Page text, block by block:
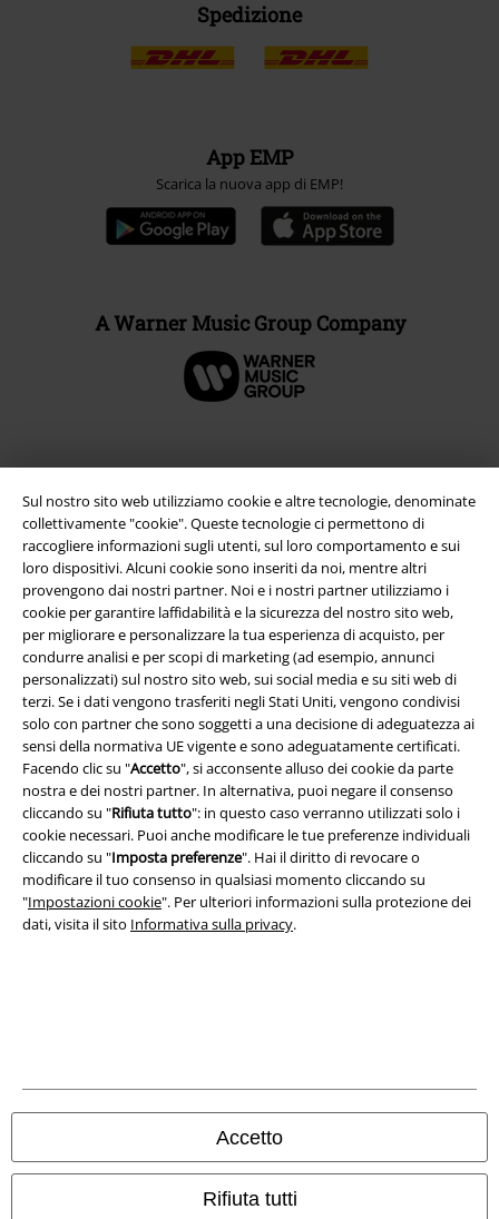
Sul nostro sito web utilizziamo cookie e altre tecnologie, denominate
collettivamente "cookie". Queste tecnologie ci permettono di
raccogliere informazioni sugli utenti, sul loro comportamento e sui
loro dispositivi. Alcuni cookie sono inseriti da noi, mentre altri
provengono dai nostri partner. Noi e i nostri partner utilizziamo i
cookie per garantire laffidabilità e la sicurezza del nostro sito web,
per migliorare e personalizzare la tua esperienza di acquisto, per
condurre analisi e per scopi di marketing (ad esempio, annunci
personalizzati) sul nostro sito web, sui social media e su siti web di
terzi. Se i dati vengono trasferiti negli Stati Uniti, vengono condivisi
solo con partner che sono soggetti a una decisione di adeguatezza ai
sensi della normativa UE vigente e sono adeguatamente certificati.
Facendo clic su "Accetto", si acconsente alluso dei cookie da parte
nostra e dei nostri partner. In alternativa, puoi negare il consenso
cliccando su "Rifiuta tutto": in questo caso verranno utilizzati solo i
cookie necessari. Puoi anche modificare le tue preferenze individuali
cliccando su "Imposta preferenze". Hai il diritto di revocare o
modificare il tuo consenso in qualsiasi momento cliccando su
"Impostazioni cookie". Per ulteriori informazioni sulla protezione dei
dati, visita il sito Informativa sulla privacy.
Accetto
Rifiuta tutti
Spedizione
App EMP
Scarica la nuova app di EMP!
A Warner Music Group Company
Info legali
Termini & Condizioni
Redazione
Legge sulla Privacy
Smaltimento rifiuti e protezione dell’ambiente
Dichiarazione di Conformità
Informazioni sull'accessibilità
I prezzi sono IVA compresa. Spese ditrasporto escluse
© 1986-2026 EMP Mailorder Italia S.r.l.